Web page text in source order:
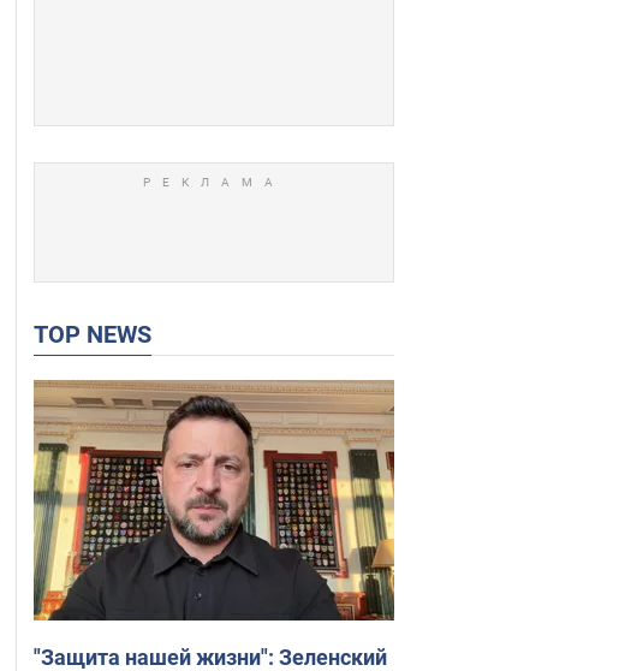
TOP NEWS
"Защита нашей жизни": Зеленский